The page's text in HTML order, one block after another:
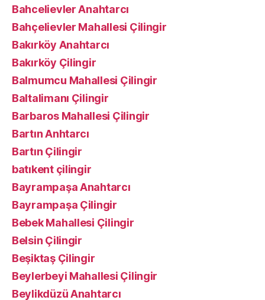
Bahcelievler Anahtarcı
Bahçelievler Mahallesi Çilingir
Bakırköy Anahtarcı
Bakırköy Çilingir
Balmumcu Mahallesi Çilingir
Baltalimanı Çilingir
Barbaros Mahallesi Çilingir
Bartın Anhtarcı
Bartın Çilingir
batıkent çilingir
Bayrampaşa Anahtarcı
Bayrampaşa Çilingir
Bebek Mahallesi Çilingir
Belsin Çilingir
Beşiktaş Çilingir
Beylerbeyi Mahallesi Çilingir
Beylikdüzü Anahtarcı